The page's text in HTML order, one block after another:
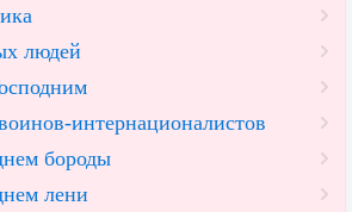
людей
интернационалистов
бороды
лени